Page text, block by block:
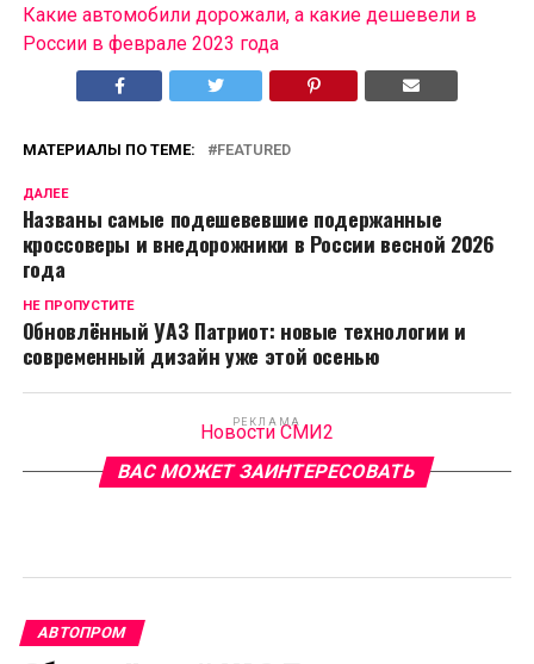
Какие автомобили дорожали, а какие дешевели в
России в феврале 2023 года
МАТЕРИАЛЫ ПО ТЕМЕ: FEATURED
ДАЛЕЕ
Названы самые подешевевшие подержанные
кроссоверы и внедорожники в России весной 2026
года
НЕ ПРОПУСТИТЕ
Обновлённый УАЗ Патриот: новые технологии и
современный дизайн уже этой осенью
РЕКЛАМА
Новости СМИ2
ВАС МОЖЕТ ЗАИНТЕРЕСОВАТЬ
АВТОПРОМ